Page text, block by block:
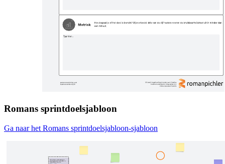
Romans sprintdoelsjabloon
Ga naar het Romans sprintdoelsjabloon-sjabloon